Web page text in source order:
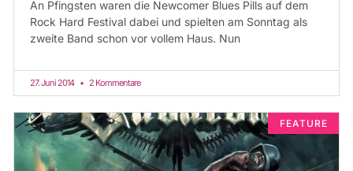
An Pfingsten waren die Newcomer Blues Pills auf dem
Rock Hard Festival dabei und spielten am Sonntag als
zweite Band schon vor vollem Haus. Nun
27. Juni 2014 2 Kommentare
FEATURE